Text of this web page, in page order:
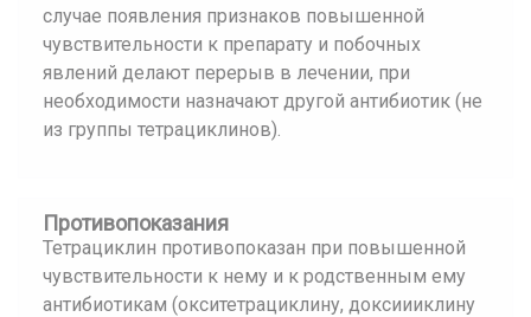
случае появления признаков повышенной
чувствительности к препарату и побочных
явлений делают перерыв в лечении, при
необходимости назначают другой антибиотик (не
из группы тетрациклинов).
Противопоказания
Тетрациклин противопоказан при повышенной
чувствительности к нему и к родственным ему
антибиотикам (окситетрациклину, доксиииклину